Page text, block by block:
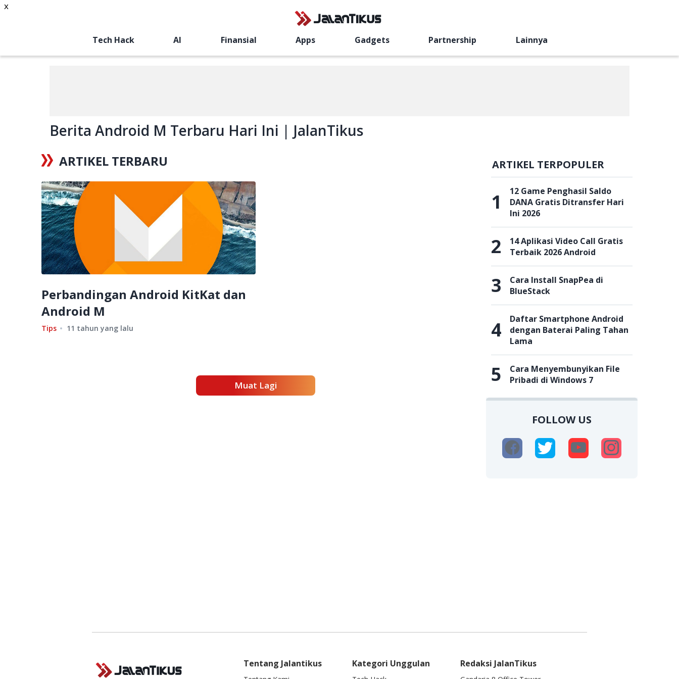
Tech Hack AI Finansial Apps Gadgets Partnership Lainnya
Berita Android M Terbaru Hari Ini | JalanTikus
ARTIKEL TERBARU
Perbandingan Android KitKat dan
Android M
Tips 11 tahun yang lalu
Muat Lagi
ARTIKEL TERPOPULER
1
12 Game Penghasil Saldo
DANA Gratis Ditransfer Hari
Ini 2026
2
14 Aplikasi Video Call Gratis
Terbaik 2026 Android
3
Cara Install SnapPea di
BlueStack
4
Daftar Smartphone Android
dengan Baterai Paling Tahan
Lama
5
Cara Menyembunyikan File
Pribadi di Windows 7
FOLLOW US
x
Redaksi JalanTikus
Tentang Jalantikus Kategori Unggulan